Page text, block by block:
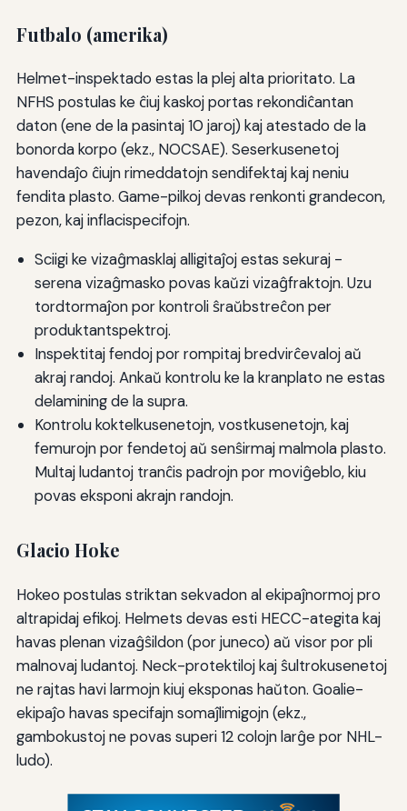
Futbalo (amerika)
Helmet-inspektado estas la plej alta prioritato. La
NFHS postulas ke ĉiuj kaskoj portas rekondiĉantan
daton (ene de la pasintaj 10 jaroj) kaj atestado de la
bonorda korpo (ekz., NOCSAE). Seserkusenetoj
havendaĵo ĉiujn rimeddatojn sendifektaj kaj neniu
fendita plasto. Game-pilkoj devas renkonti grandecon,
pezon, kaj inflacispecifojn.
Sciigi ke vizaĝmasklaj alligitaĵoj estas sekuraj -
serena vizaĝmasko povas kaŭzi vizaĝfraktojn. Uzu
tordtormaĵon por kontroli ŝraŭbstreĉon per
produktantspektroj.
Inspektitaj fendoj por rompitaj bredvirĉevaloj aŭ
akraj randoj. Ankaŭ kontrolu ke la kranplato ne estas
delamining de la supra.
Kontrolu koktelkusenetojn, vostkusenetojn, kaj
femurojn por fendetoj aŭ senŝirmaj malmola plasto.
Multaj ludantoj tranĉis padrojn por moviĝeblo, kiu
povas eksponi akrajn randojn.
Glacio Hoke
Hokeo postulas striktan sekvadon al ekipaĵnormoj pro
altrapidaj efikoj. Helmets devas esti HECC-ategita kaj
havas plenan vizaĝŝildon (por juneco) aŭ visor por pli
malnovaj ludantoj. Neck-protektiloj kaj ŝultrokusenetoj
ne rajtas havi larmojn kiuj eksponas haŭton. Goalie-
ekipaĵo havas specifajn somaĵlimigojn (ekz.,
gambokustoj ne povas superi 12 colojn larĝe por NHL-
ludo).